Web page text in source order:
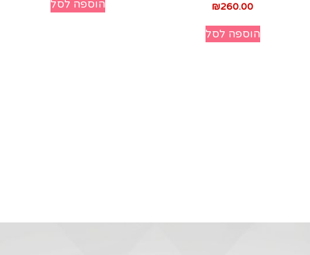
₪260.00
הוספה לסל
הוספה לסל